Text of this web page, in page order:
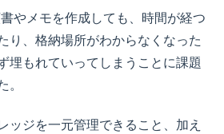
やメモを作成しても、時間が経つ
り、格納場所がわからなくなった
埋もれていってしまうことに課題
ッジを一元管理できること、加え